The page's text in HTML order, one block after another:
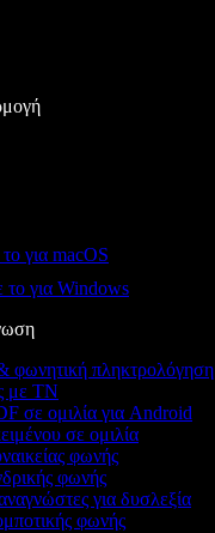
για macOS
το για Windows
φωνητική πληκτρολόγηση
με ΤΝ
σε ομιλία για Android
σε ομιλία
φωνής
φωνής
για δυσλεξία
φωνής